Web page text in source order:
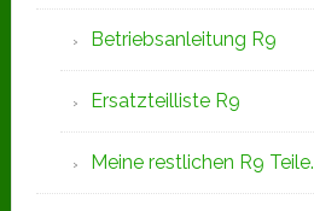
Betriebsanleitung R9
Ersatzteilliste R9
Meine restlichen R9 Teile.